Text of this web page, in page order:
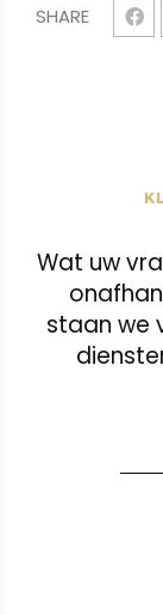
SHARE
Wat uw
staan we